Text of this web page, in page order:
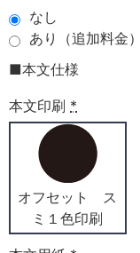
なし
あり（追加料金）
■本文仕様
本文印刷 *
オフセット ス
ミ１色印刷